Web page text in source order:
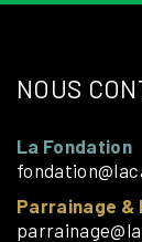
NOUS
La Fondation
Parrainage &